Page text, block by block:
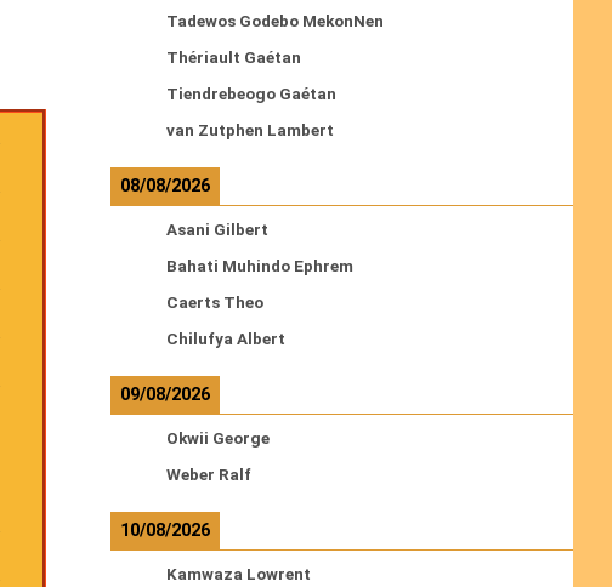
Tadewos Godebo MekonNen
Thériault Gaétan
Tiendrebeogo Gaétan
van Zutphen Lambert
08/08/2026
Asani Gilbert
Bahati Muhindo Ephrem
Caerts Theo
Chilufya Albert
09/08/2026
Okwii George
Weber Ralf
10/08/2026
Kamwaza Lowrent